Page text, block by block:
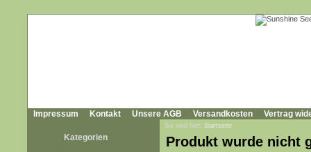
Impressum Kontakt Unsere AGB Versandkosten Vertrag
Kategorien
Sie sind hier: Startseite
Produkt wurde nicht